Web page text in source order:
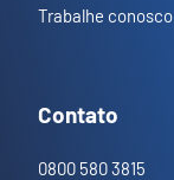
Trabalhe conosco
Contato
0800 580 3815